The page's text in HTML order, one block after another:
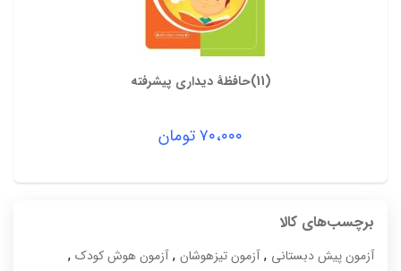
(11)حافظۀ دیداری پیشرفته
۷۰،۰۰۰تومان
برچسب‌های کالا
آزمون پیش دبستانی ,آزمون تیزهوشان ,آزمون هوش کودک ,